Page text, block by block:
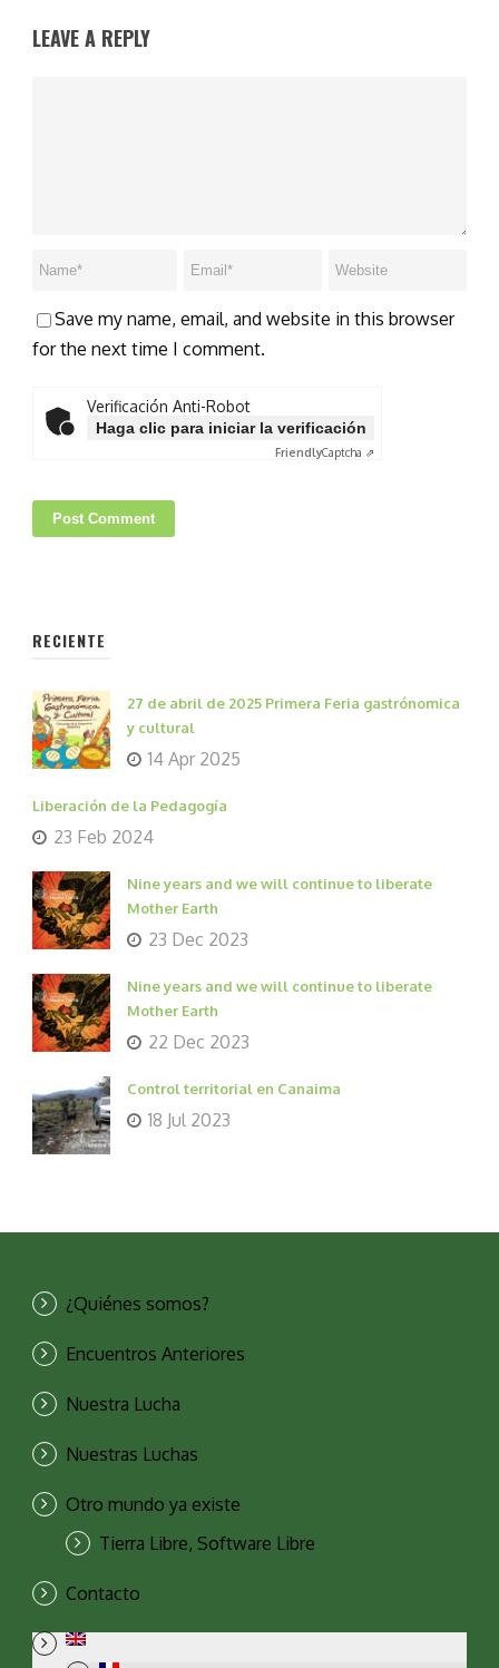
LEAVE A REPLY
Save my name, email, and website in this browser
for the next time I comment.
Verificación Anti-Robot
Haga clic para iniciar la verificación
FriendlyCaptcha ⇗
RECIENTE
27 de abril de 2025 Primera Feria gastrónomica
y cultural
14 Apr 2025
Liberación de la Pedagogía
23 Feb 2024
Nine years and we will continue to liberate
Mother Earth
23 Dec 2023
Nine years and we will continue to liberate
Mother Earth
22 Dec 2023
Control territorial en Canaima
18 Jul 2023
¿Quiénes somos?
Encuentros Anteriores
Nuestra Lucha
Nuestras Luchas
Otro mundo ya existe
Tierra Libre, Software Libre
Contacto